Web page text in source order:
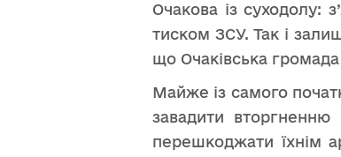
Очакова із суходолу:
тиском ЗСУ. Так і
що Очаківська
Майже із самого
завадити
перешкоджати їхнім